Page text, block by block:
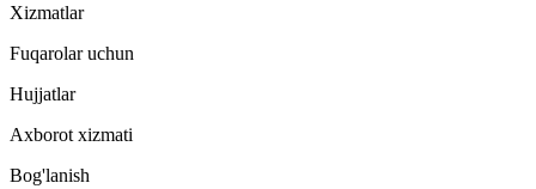
Xizmatlar
Fuqarolar uchun
Hujjatlar
Axborot xizmati
Bog'lanish